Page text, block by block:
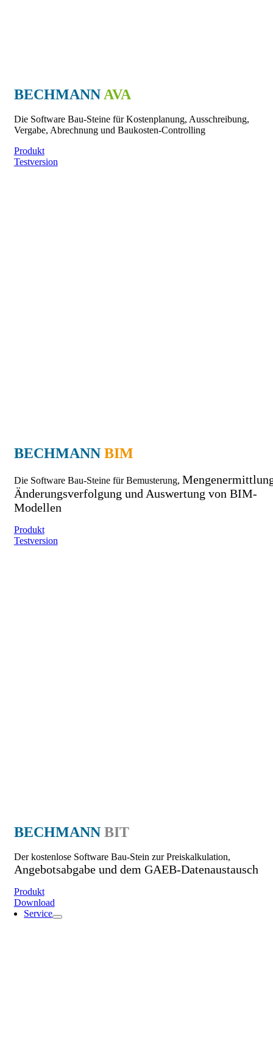
BECHMANN AVA
Die Software Bau-Steine für Kostenplanung, Ausschreibung,
Vergabe, Abrechnung und Baukosten-Controlling
Produkt
Testversion
BECHMANN BIM
Die Software Bau-Steine für Bemusterung,
Änderungsverfolgung und Auswertung von BIM-
Modellen
Produkt
Testversion
BECHMANN BIT
Der kostenlose Software Bau-Stein zur Preiskalkulation,
Angebotsabgabe und dem GAEB-Datenaustausch
Produkt
Download
Service